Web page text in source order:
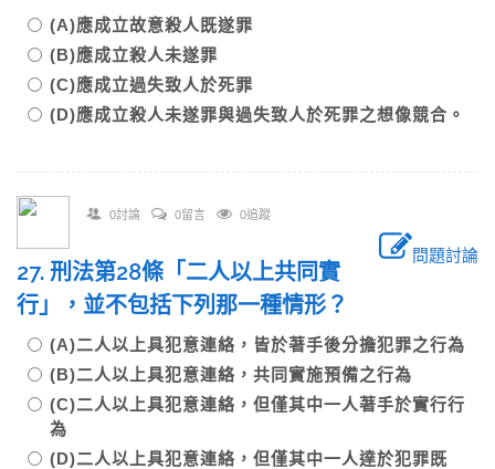
(A)應成立故意殺人既遂罪
(B)應成立殺人未遂罪
(C)應成立過失致人於死罪
(D)應成立殺人未遂罪與過失致人於死罪之想像競合。
0討論 0留言 0追蹤
問題討論
27. 刑法第28條「二人以上共同實
行」，並不包括下列那一種情形？
(A)二人以上具犯意連絡，皆於著手後分擔犯罪之行為
(B)二人以上具犯意連絡，共同實施預備之行為
(C)二人以上具犯意連絡，但僅其中一人著手於實行行
為
(D)二人以上具犯意連絡，但僅其中一人達於犯罪既